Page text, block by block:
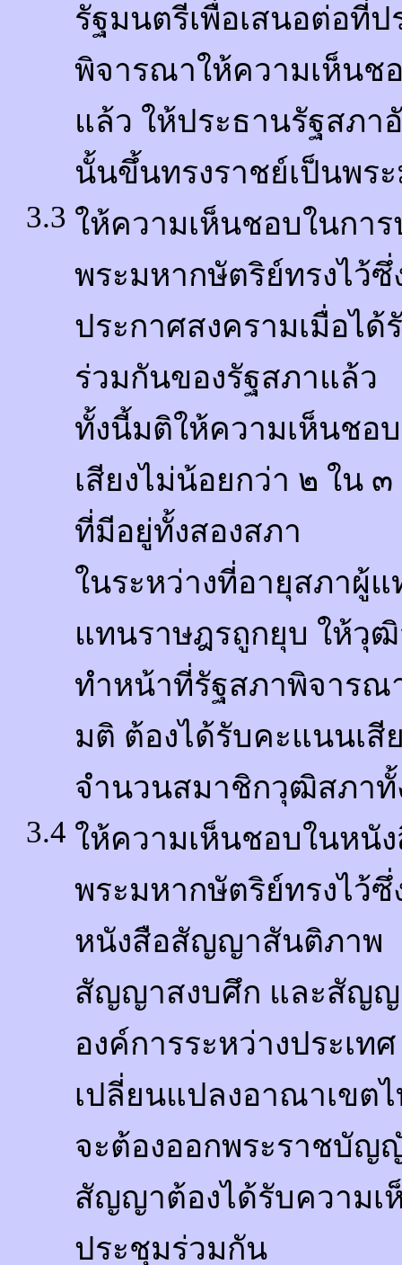
รัฐมนตรีเพื่อเสนอต่อที่
พิจารณาให้ความเห็นช
แล้ว ให้ประธานรัฐสภ
นั้นขึ้นทรงราชย์เป็นพร
3.3 ให้ความเห็นชอบในกา
พระมหากษัตริย์ทรงไว้
ประกาศสงครามเมื่อไ
ร่วมกันของรัฐสภาแล้ว
ทั้งนี้มติให้ความเห็นชอ
เสียงไม่น้อยกว่า ๒ ใน
ที่มีอยู่ทั้งสองสภา
ในระหว่างที่อายุสภาผู้
แทนราษฎรถูกยุบ ให้วุ
ทำหน้าที่รัฐสภาพิจารณ
มติ ต้องได้รับคะแนนเสี
จำนวนสมาชิกวุฒิสภาทั้
3.4 ให้ความเห็นชอบในห
พระมหากษัตริย์ทรงไว้
หนังสือสัญญาสันติภาพ
สัญญาสงบศึก และสัญญ
องค์การระหว่างประเ
เปลี่ยนแปลงอาณาเขต
จะต้องออกพระราชบัญ
สัญญาต้องได้รับความเ
ประชุมร่วมกัน